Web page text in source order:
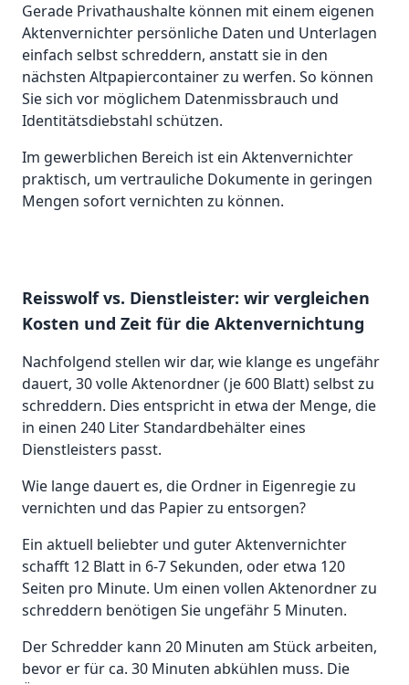
Gerade Privathaushalte können mit einem eigenen
Aktenvernichter persönliche Daten und Unterlagen
einfach selbst schreddern, anstatt sie in den
nächsten Altpapiercontainer zu werfen. So können
Sie sich vor möglichem Datenmissbrauch und
Identitätsdiebstahl schützen.
Im gewerblichen Bereich ist ein Aktenvernichter
praktisch, um vertrauliche Dokumente in geringen
Mengen sofort vernichten zu können.
Reisswolf vs. Dienstleister: wir vergleichen
Kosten und Zeit für die Aktenvernichtung
Nachfolgend stellen wir dar, wie klange es ungefähr
dauert, 30 volle Aktenordner (je 600 Blatt) selbst zu
schreddern. Dies entspricht in etwa der Menge, die
in einen 240 Liter Standardbehälter eines
Dienstleisters passt.
Wie lange dauert es, die Ordner in Eigenregie zu
vernichten und das Papier zu entsorgen?
Ein aktuell beliebter und guter Aktenvernichter
schafft 12 Blatt in 6-7 Sekunden, oder etwa 120
Seiten pro Minute. Um einen vollen Aktenordner zu
schreddern benötigen Sie ungefähr 5 Minuten.
Der Schredder kann 20 Minuten am Stück arbeiten,
bevor er für ca. 30 Minuten abkühlen muss. Die